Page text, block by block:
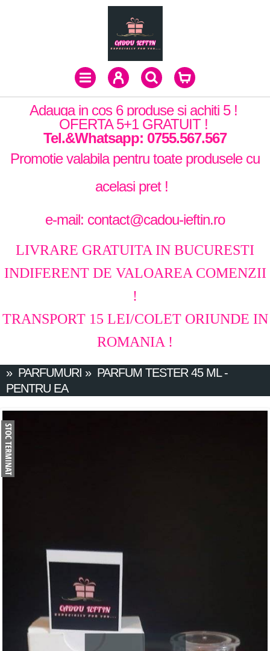
Adauga in cos 6 produse si achiti 5 !
OFERTA 5+1 GRATUIT !
Tel.&Whatsapp: 0755.567.567
Promotie valabila pentru toate produsele cu
acelasi pret !
e-mail: contact@cadou-ieftin.ro
LIVRARE GRATUITA IN BUCURESTI
INDIFERENT DE VALOAREA COMENZII
!
TRANSPORT 15 LEI/COLET ORIUNDE IN
ROMANIA !
» PARFUMURI » PARFUM TESTER 45 ML -
PENTRU EA